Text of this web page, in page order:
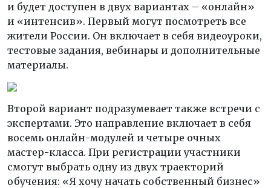
и будет доступен в двух вариантах – «онлайн»
и «интенсив». Первый могут посмотреть все
жители России. Он включает в себя видеоуроки,
тестовые задания, вебинары и дополнительные
материалы.
Второй вариант подразумевает также встречи с
экспертами. Это направление включает в себя
восемь онлайн-модулей и четыре очных
мастер-класса. При регистрации участники
смогут выбрать одну из двух траекторий
обучения: «Я хочу начать собственный бизнес»